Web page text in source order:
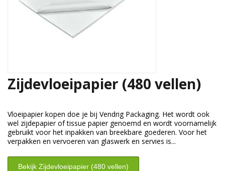
Zijdevloeipapier (480 vellen)
Vloeipapier kopen doe je bij Vendrig Packaging. Het wordt ook
wel zijdepapier of tissue papier genoemd en wordt voornamelijk
gebruikt voor het inpakken van breekbare goederen. Voor het
verpakken en vervoeren van glaswerk en servies is...
Bekijk Zijdevloeipapier (480 vellen)